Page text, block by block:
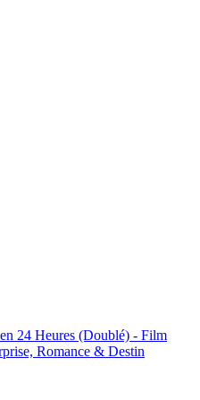
24 Heures (Doublé) - Film
Romance & Destin